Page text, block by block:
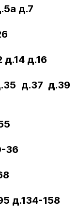
д.7
д.16
д.37 д.39
36
д.134-158